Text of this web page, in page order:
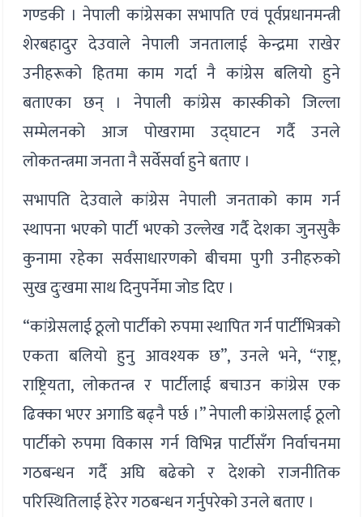
गण्डकी । नेपाली कांग्रेसका सभापति एवं पूर्वप्रधानमन्त्री
शेरबहादुर देउवाले नेपाली जनतालाई केन्द्रमा राखेर
उनीहरूको हितमा काम गर्दा नै कांग्रेस बलियो हुने
बताएका छन् । नेपाली कांग्रेस कास्कीको जिल्ला
सम्मेलनको आज पोखरामा उद्घाटन गर्दै उनले
लोकतन्त्रमा जनता नै सर्वेसर्वा हुने बताए ।
सभापति देउवाले कांग्रेस नेपाली जनताको काम गर्न
स्थापना भएको पार्टी भएको उल्लेख गर्दै देशका जुनसुकै
कुनामा रहेका सर्वसाधारणको बीचमा पुगी उनीहरुको
सुख दुःखमा साथ दिनुपर्नेमा जोड दिए ।
“कांग्रेसलाई ठूलो पार्टीको रुपमा स्थापित गर्न पार्टीभित्रको
एकता बलियो हुनु आवश्यक छ”, उनले भने, “राष्ट्र,
राष्ट्रियता, लोकतन्त्र र पार्टीलाई बचाउन कांग्रेस एक
ढिक्का भएर अगाडि बढ्नै पर्छ ।” नेपाली कांग्रेसलाई ठूलो
पार्टीको रुपमा विकास गर्न विभिन्न पार्टीसँग निर्वाचनमा
गठबन्धन गर्दै अघि बढेको र देशको राजनीतिक
परिस्थितिलाई हेरेर गठबन्धन गर्नुपरेको उनले बताए ।